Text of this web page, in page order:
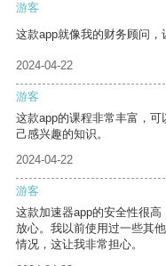
游客
这款app就像我的财务顾问，
2024-04-22
游客
这款app的课程非常丰富，
己感兴趣的知识。
2024-04-22
游客
这款加速器app的安全性很
放心。我以前使用过一些其
情况，这让我非常担心。